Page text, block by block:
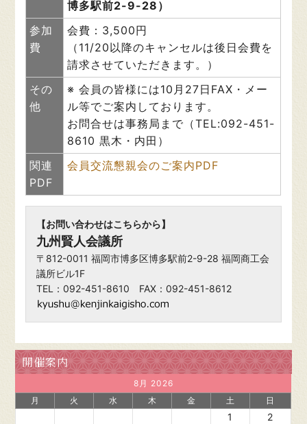
博多駅前2-9-28）
参加
費
会費：3,500円
（11/20以降のキャンセルは後日会費を
請求させていただきます。）
その
他
※ 会員の皆様には10月27日FAX・メー
ル等でご案内しております。
お問合せは事務局まで（TEL:092-451-
8610 黒木・内田）
関連
PDF
会員交流懇親会のご案内PDF
【お問い合わせはこちらから】
九州賢人会議所
〒812-0011 福岡市博多区博多駅前2-9-28 福岡商工会
議所ビル1F
TEL：092-451-8610 FAX：092-451-8612
開催案内
8月 2026
月
火 水 木 金 土 日
1
2